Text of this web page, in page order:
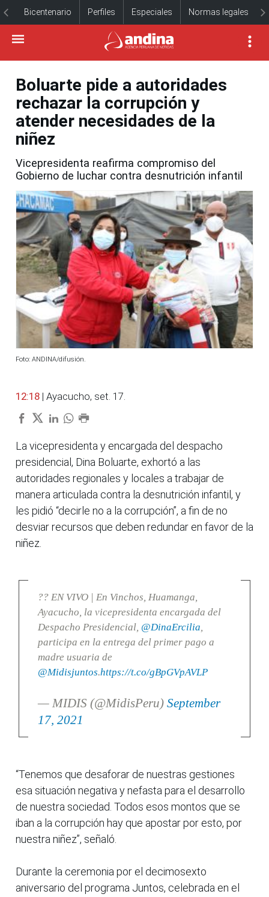
Bicentenario Perfiles Especiales Normas legales
Boluarte pide a autoridades
rechazar la corrupción y
atender necesidades de la
niñez
Vicepresidenta reafirma compromiso del
Gobierno de luchar contra desnutrición infantil
Foto: ANDINA/difusión.
12:18 | Ayacucho, set. 17.
La vicepresidenta y encargada del despacho
presidencial, Dina Boluarte, exhortó a las
autoridades regionales y locales a trabajar de
manera articulada contra la desnutrición infantil, y
les pidió “decirle no a la corrupción”, a fin de no
desviar recursos que deben redundar en favor de la
niñez.
?? EN VIVO | En Vinchos, Huamanga,
Ayacucho, la vicepresidenta encargada del
Despacho Presidencial, @DinaErcilia
participa en la entrega del primer pago a
madre usuaria de
@Midisjuntos.https://t.co/gBpGVpAVLP
— MIDIS (@MidisPeru) September
17, 2021
“Tenemos que desaforar de nuestras gestiones
esa situación negativa y nefasta para el desarrollo
de nuestra sociedad. Todos esos montos que se
iban a la corrupción hay que apostar por esto, por
nuestra niñez”, señaló.
Durante la ceremonia por el decimosexto
aniversario del programa Juntos, celebrada en el